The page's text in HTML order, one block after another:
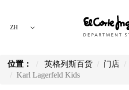
ZH
位置： 英格列斯百货 门店
Karl Lagerfeld Kids